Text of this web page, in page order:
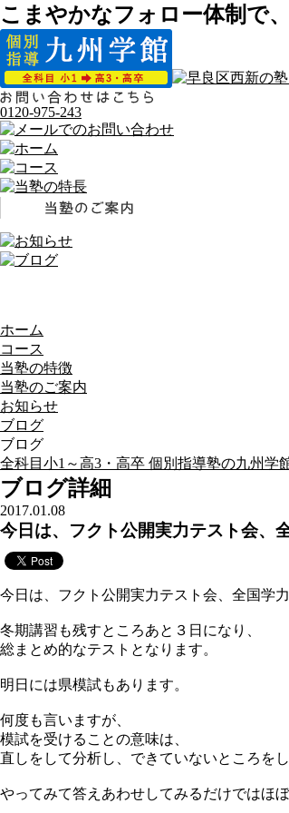
こまやかなフォロー体制で
0120-975-243
ホーム
コース
当塾の特徴
当塾のご案内
お知らせ
ブログ
ブログ
全科目小1～高3・高卒 個別指導塾の九州学
ブログ詳細
2017.01.08
今日は、フクト公開実力テスト会、
今日は、フクト公開実力テスト会、全国学
冬期講習も残すところあと３日になり、
総まとめ的なテストとなります。
明日には県模試もあります。
何度も言いますが、
模試を受けることの意味は、
直しをして分析し、できていないところを
やってみて答えあわせしてみるだけではほ